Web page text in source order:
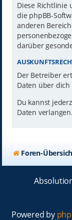
Diese Richtlinie
die phpBB-
anderen
darüber
Der Betreiber
Daten über
Du kannst
Daten
Foren-
Powered by